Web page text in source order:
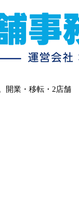
開業・移転・2店舗